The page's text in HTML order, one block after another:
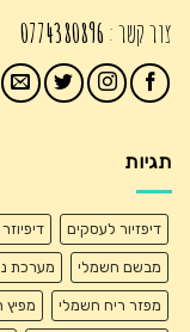
צור קשר : 0774380896
תגיות
דיפזיור לעסקים דיפיוזר
מבשם חשמלי מערכת
מפזר ריח חשמלי מפיץ